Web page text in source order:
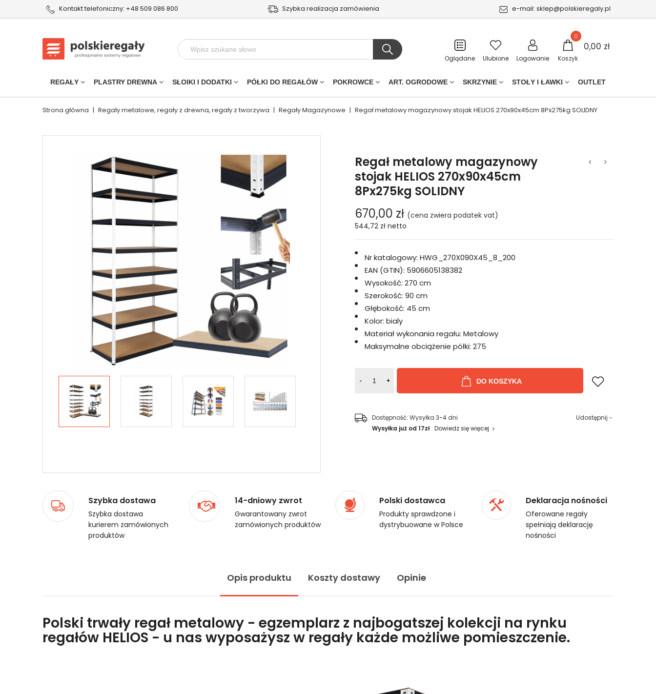
Kontakt telefoniczny: +48 509 086 800 Szybka realizacja zamówienia e-mail: sklep@polskieregaly.pl
Oglądane Ulubione Logowanie Koszyk
0
0,00 zł
REGAŁY PLASTRY DREWNA SŁOIKI I DODATKI PÓŁKI DO REGAŁÓW POKROWCE ART. OGRODOWE SKRZYNIE STOŁY I ŁAWKI OUTLET
Strona główna | Regały metalowe, regały z drewna, regały z tworzywa | Regały Magazynowe | Regał metalowy magazynowy stojak HELIOS 270x90x45cm 8Px275kg SOLIDNY
Regał metalowy magazynowy
stojak HELIOS 270x90x45cm
8Px275kg SOLIDNY
670,00 zł (cena zwiera podatek vat)
544,72 zł netto
Nr katalogowy: HWG_270X090X45_8_200
EAN (GTIN): 5906605138382
Wysokość: 270 cm
Szerokość: 90 cm
Głębokość: 45 cm
Kolor: bialy
Materiał wykonania regału: Metalowy
Maksymalne obciążenie półki: 275
- + DO KOSZYKA
Dostępność: Wysyłka 3-4 dni
Wysyłka już od 17zł Dowiedz się więcej
Udostępnij
Szybka dostawa
Szybka dostawa
kurierem zamówionych
produktów
14-dniowy zwrot
Gwarantowany zwrot
zamówionych produktów
Polski dostawca
Produkty sprawdzone i
dystrybuowane w Polsce
Deklaracja nośności
Oferowane regały
spełniają deklarację
nośności
Opis produktu Koszty dostawy Opinie
Polski trwały regał metalowy - egzemplarz z najbogatszej kolekcji na rynku
regałów HELIOS - u nas wyposażysz w regały każde możliwe pomieszczenie.